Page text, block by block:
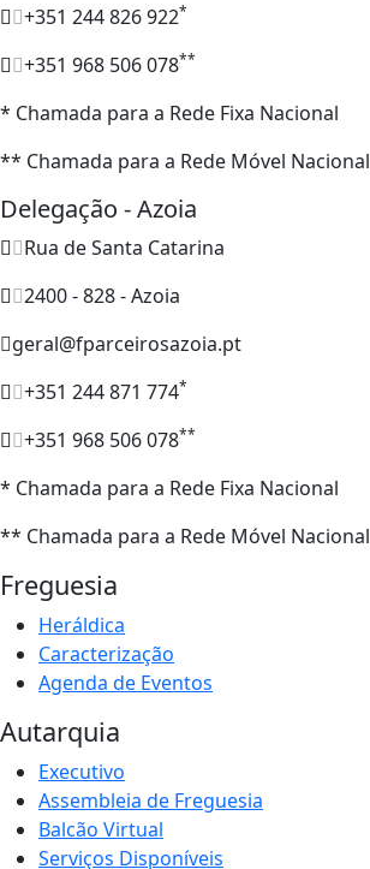
+351 244 826 922*
+351 968 506 078**
* Chamada para a Rede Fixa Nacional
** Chamada para a Rede Móvel Nacional
Delegação - Azoia
Rua de Santa Catarina
2400 - 828 - Azoia
geral@fparceirosazoia.pt
+351 244 871 774*
+351 968 506 078**
* Chamada para a Rede Fixa Nacional
** Chamada para a Rede Móvel Nacional
Freguesia
Heráldica
Caracterização
Agenda de Eventos
Autarquia
Executivo
Assembleia de Freguesia
Balcão Virtual
Serviços Disponíveis